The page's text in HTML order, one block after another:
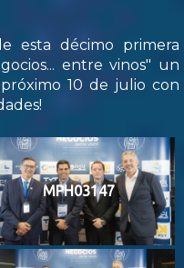
esta décimo primera
entre vinos" un
10 de julio con
MPH03147